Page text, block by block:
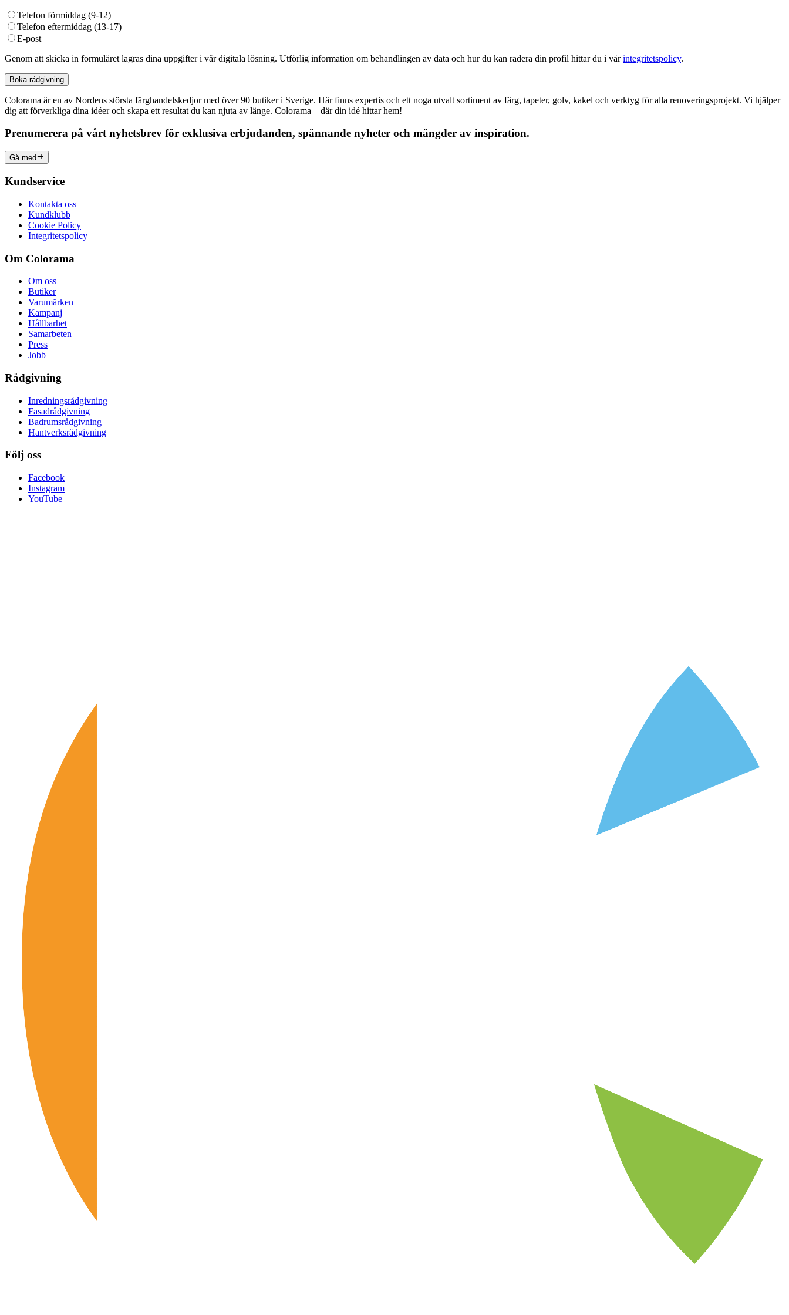
Telefon förmiddag (9-12)
Telefon eftermiddag (13-17)
E-post
Genom att skicka in formuläret lagras dina uppgifter i vår digitala lösning. Utförlig information om behandlingen av data och hur du kan radera din profil hittar du i vårintegritetspolicy.
Boka rådgivning
Colorama är en av Nordens största färghandelskedjor med över 90 butiker i Sverige. Här finns expertis och ett noga utvalt sortiment av färg, tapeter, golv, kakel och verktyg för alla renoveringsprojekt. Vi hjälper
dig att förverkliga dina idéer och skapa ett resultat du kan njuta av länge. Colorama – där din idé hittar hem!
Prenumerera på vårt nyhetsbrev för exklusiva erbjudanden, spännande nyheter och mängder av inspiration.
Gå med
Kundservice
Kontakta oss
Kundklubb
Cookie Policy
Integritetspolicy
Om Colorama
Om oss
Butiker
Varumärken
Kampanj
Hållbarhet
Samarbeten
Press
Jobb
Rådgivning
Inredningsrådgivning
Fasadrådgivning
Badrumsrådgivning
Hantverksrådgivning
Följ oss
Facebook
Instagram
YouTube